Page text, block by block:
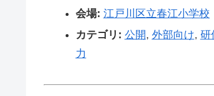
会場: 江戸川区立春江小学校
カテゴリ: 公開, 外部向け, 研
力